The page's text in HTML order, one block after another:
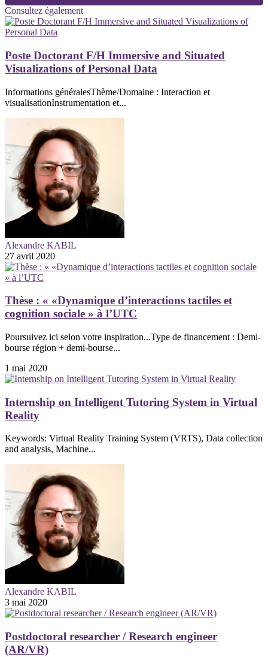
Consultez également
Poste Doctorant F/H Immersive and Situated
Visualizations of Personal Data
Informations généralesThème/Domaine : Interaction et
visualisationInstrumentation et...
Alexandre KABIL
27 avril 2020
Thèse : « «Dynamique d’interactions tactiles et
cognition sociale » à l’UTC
Poursuivez ici selon votre inspiration...Type de financement : Demi-
bourse région + demi-bourse...
1 mai 2020
Internship on Intelligent Tutoring System in Virtual
Reality
Keywords: Virtual Reality Training System (VRTS), Data collection
and analysis, Machine...
Alexandre KABIL
3 mai 2020
Postdoctoral researcher / Research engineer
(AR/VR)